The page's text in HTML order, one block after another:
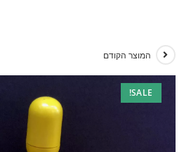
SALE!
המוצר הקודם